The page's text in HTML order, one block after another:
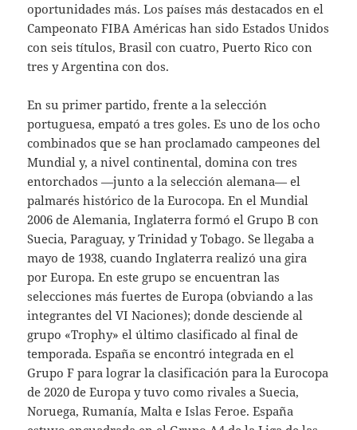
oportunidades más. Los países más destacados en el
Campeonato FIBA Américas han sido Estados Unidos
con seis títulos, Brasil con cuatro, Puerto Rico con
tres y Argentina con dos.
En su primer partido, frente a la selección
portuguesa, empató a tres goles. Es uno de los ocho
combinados que se han proclamado campeones del
Mundial y, a nivel continental, domina con tres
entorchados —junto a la selección alemana— el
palmarés histórico de la Eurocopa. En el Mundial
2006 de Alemania, Inglaterra formó el Grupo B con
Suecia, Paraguay, y Trinidad y Tobago. Se llegaba a
mayo de 1938, cuando Inglaterra realizó una gira
por Europa. En este grupo se encuentran las
selecciones más fuertes de Europa (obviando a las
integrantes del VI Naciones); donde desciende al
grupo «Trophy» el último clasificado al final de
temporada. España se encontró integrada en el
Grupo F para lograr la clasificación para la Eurocopa
de 2020 de Europa y tuvo como rivales a Suecia,
Noruega, Rumanía, Malta e Islas Feroe. España